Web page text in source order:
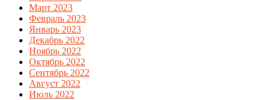
Март 2023
Февраль 2023
Январь 2023
Декабрь 2022
Ноябрь 2022
Октябрь 2022
Сентябрь 2022
Август 2022
Июль 2022